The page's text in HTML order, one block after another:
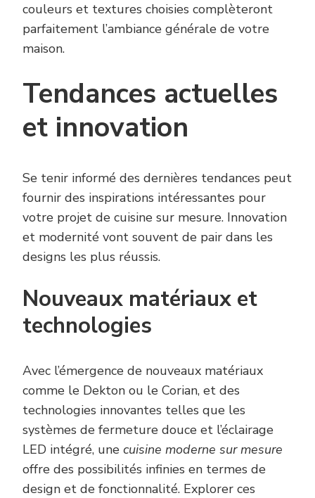
couleurs et textures choisies complèteront
parfaitement l’ambiance générale de votre
maison.
Tendances actuelles
et innovation
Se tenir informé des dernières tendances peut
fournir des inspirations intéressantes pour
votre projet de cuisine sur mesure. Innovation
et modernité vont souvent de pair dans les
designs les plus réussis.
Nouveaux matériaux et
technologies
Avec l’émergence de nouveaux matériaux
comme le Dekton ou le Corian, et des
technologies innovantes telles que les
systèmes de fermeture douce et l’éclairage
LED intégré, une cuisine moderne sur mesure
offre des possibilités infinies en termes de
design et de fonctionnalité. Explorer ces